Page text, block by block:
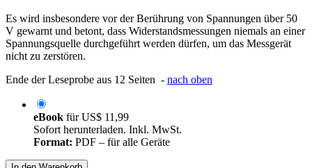
Es wird insbesondere vor der Berührung von Spannungen über 50
V gewarnt und betont, dass Widerstandsmessungen niemals an einer
Spannungsquelle durchgeführt werden dürfen, um das Messgerät
nicht zu zerstören.
Ende der Leseprobe aus 12 Seiten - nach oben
eBook fürUS$ 11,99
Sofort herunterladen. Inkl. MwSt.
Format: PDF – für alle Geräte